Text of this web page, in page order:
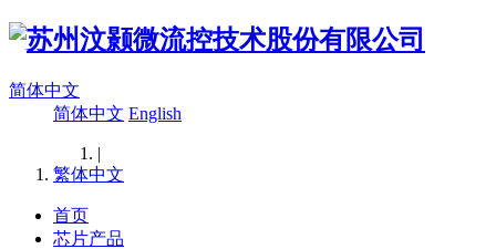
简体中文
简体中文 English
|
繁体中文
首页
芯片产品